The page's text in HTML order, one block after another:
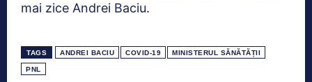
mai zice Andrei Baciu.
TAGS ANDREI BACIU COVID-19 MINISTERUL SĂNĂTĂȚII
PNL